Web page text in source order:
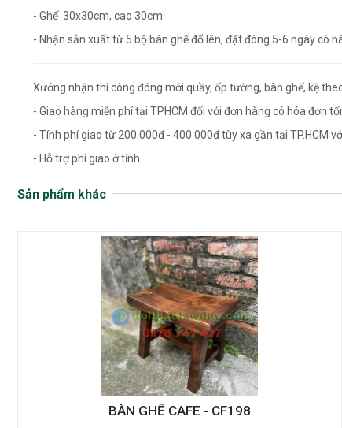
- Ghế 30x30cm, cao 30cm
- Nhận sản xuất từ 5 bộ bàn ghế đổ lên, đặt đóng 5-6 ngày có
Xưởng nhận thi công đóng mới quầy, ốp tường, bàn ghế, kệ
- Giao hàng miễn phí tại TPHCM đối với đơn hàng có hóa đơn
- Tính phí giao từ 200.000đ - 400.000đ tùy xa gần tại TP.HCM
- Hỗ trợ phí giao ở tỉnh
Sản phẩm khác
BÀN GHẾ CAFE - CF198